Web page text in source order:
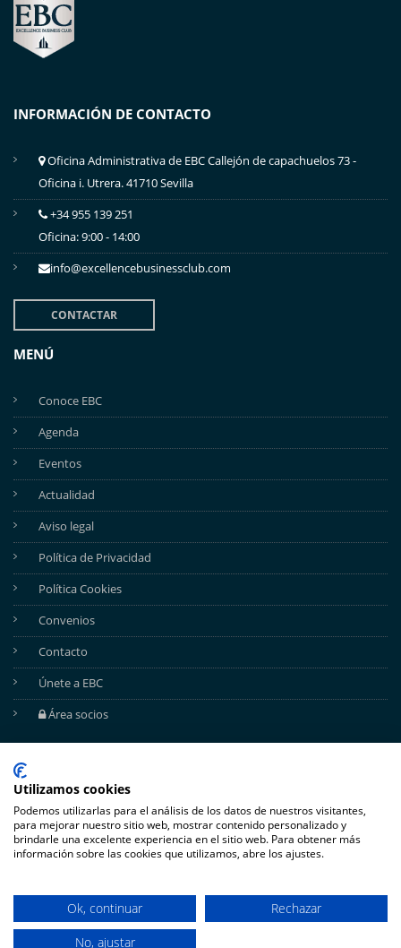
INFORMACIÓN DE CONTACTO
Oficina Administrativa de EBC Callejón de capachuelos 73 -
Oficina i. Utrera. 41710 Sevilla
+34 955 139 251
Oficina: 9:00 - 14:00
info@excellencebusinessclub.com
CONTACTAR
MENÚ
Conoce EBC
Agenda
Eventos
Actualidad
Aviso legal
Política de Privacidad
Política Cookies
Convenios
Contacto
Únete a EBC
Área socios
REDES SOCIALES
Utilizamos cookies
Podemos utilizarlas para el análisis de los datos de nuestros visitantes,
para mejorar nuestro sitio web, mostrar contenido personalizado y
brindarle una excelente experiencia en el sitio web. Para obtener más
información sobre las cookies que utilizamos, abre los ajustes.
Ok, continuar
Rechazar
No, ajustar